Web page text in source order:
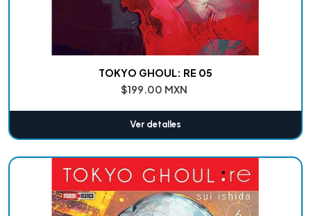
TOKYO GHOUL: RE 05
$199.00 MXN
Ver detalles